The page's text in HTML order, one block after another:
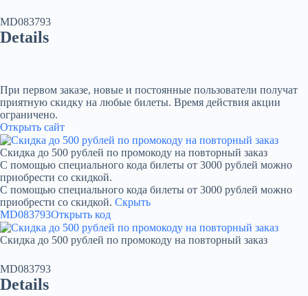
MD083793
Details
При первом заказе, новые и постоянные пользователи получат
приятную скидку на любые билеты. Время действия акции
ограничено.
Открыть сайт
Скидка до 500 рублей по промокоду на повторный заказ
С помощью специального кода билеты от 3000 рублей можно
приобрести со скидкой.
С помощью специального кода билеты от 3000 рублей можно
приобрести со скидкой. Скрыть
MD083793Открыть код
Скидка до 500 рублей по промокоду на повторный заказ
MD083793
Details